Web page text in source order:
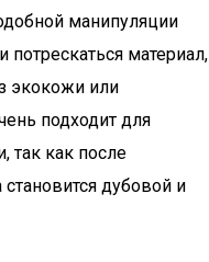
манипуляции
материал,
экокожи или
подходит для
так как после
дубовой и